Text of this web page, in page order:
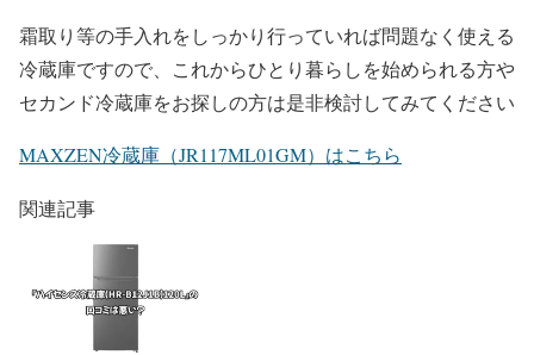
霜取り等の手入れをしっかり行っていれば問題なく使える
冷蔵庫ですので、これからひとり暮らしを始められる方や
セカンド冷蔵庫をお探しの方は是非検討してみてください
MAXZEN冷蔵庫（JR117ML01GM）はこちら
関連記事